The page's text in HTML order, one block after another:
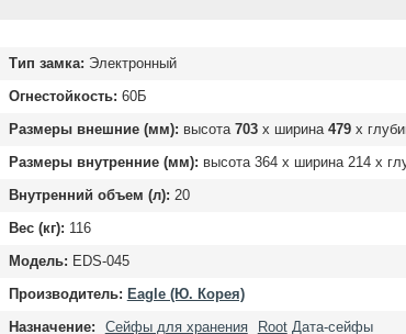
Тип замка: Электронный
Огнестойкость: 60Б
Размеры внешние (мм): высота 703х ширина 479х
Размеры внутренние (мм): высота 364х ширина 214х
Внутренний объем (л): 20
Вес (кг): 116
Модель: EDS-045
Производитель: Eagle (Ю. Корея)
Назначение:
Сейфы для хранения Root Дата-сейфы